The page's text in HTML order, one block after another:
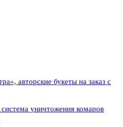
авторские букеты на заказ с
уничтожения комаров